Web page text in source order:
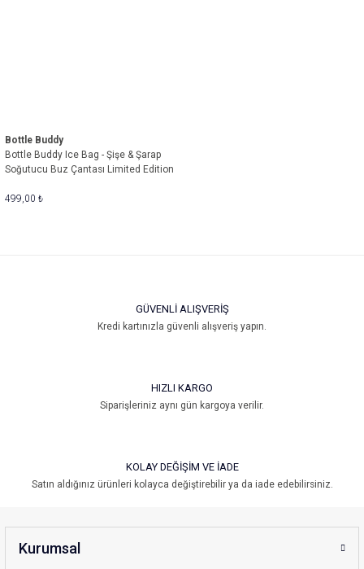
Bottle Buddy
Bottle Buddy Ice Bag - Şişe & Şarap
Soğutucu Buz Çantası Limited Edition
499,00 ₺
GÜVENLİ ALIŞVERİŞ
Kredi kartınızla güvenli alışveriş yapın.
HIZLI KARGO
Siparişleriniz aynı gün kargoya verilir.
KOLAY DEĞİŞİM VE İADE
Satın aldığınız ürünleri kolayca değiştirebilir ya da iade edebilirsiniz.
Kurumsal